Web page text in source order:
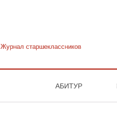
Журнал старшекласcников
АБИТУР